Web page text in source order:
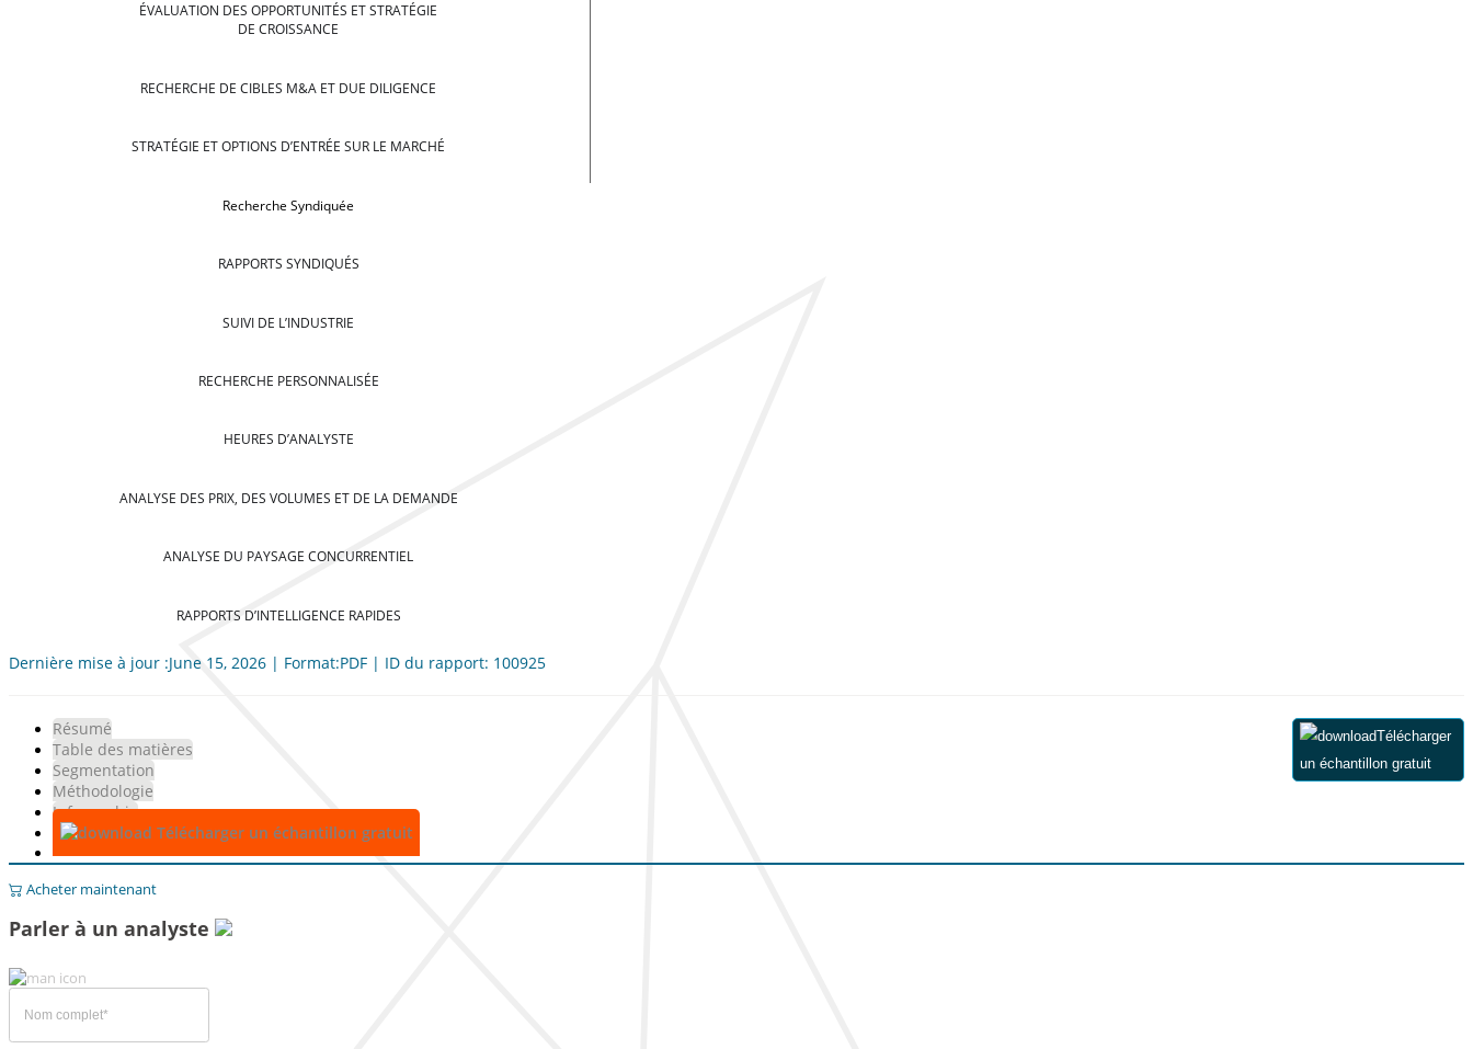
ÉVALUATION DES OPPORTUNITÉS ET STRATÉGIE
DE CROISSANCE
RECHERCHE DE CIBLES M&A ET DUE DILIGENCE
STRATÉGIE ET OPTIONS D’ENTRÉE SUR LE MARCHÉ
Recherche Syndiquée
RAPPORTS SYNDIQUÉS
SUIVI DE L’INDUSTRIE
RECHERCHE PERSONNALISÉE
HEURES D’ANALYSTE
ANALYSE DES PRIX, DES VOLUMES ET DE LA DEMANDE
ANALYSE DU PAYSAGE CONCURRENTIEL
RAPPORTS D’INTELLIGENCE RAPIDES
Dernière mise à jour :June 15, 2026 | Format:PDF | ID du rapport: 100925
Résumé
Table des matières
Segmentation
Méthodologie
Infographie
Télécharger un échantillon gratuit
Télécharger
un échantillon gratuit
Acheter maintenant
Parler à un analyste